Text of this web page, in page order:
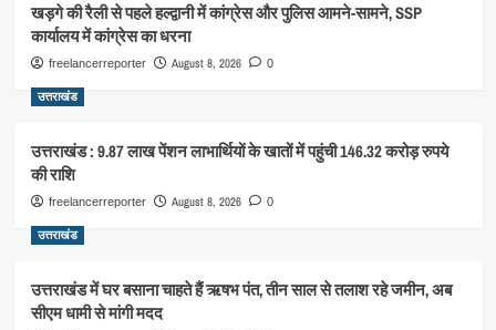
खड़गे की रैली से पहले हल्द्वानी में कांग्रेस और पुलिस आमने-सामने, SSP
कार्यालय में कांग्रेस का धरना
freelancerreporter August 8, 2026 0
उत्तराखंड
उत्तराखंड : 9.87 लाख पेंशन लाभार्थियों के खातों में पहुंची 146.32 करोड़ रुपये
की राशि
freelancerreporter August 8, 2026 0
उत्तराखंड
उत्तराखंड में घर बसाना चाहते हैं ऋषभ पंत, तीन साल से तलाश रहे जमीन, अब
सीएम धामी से मांगी मदद